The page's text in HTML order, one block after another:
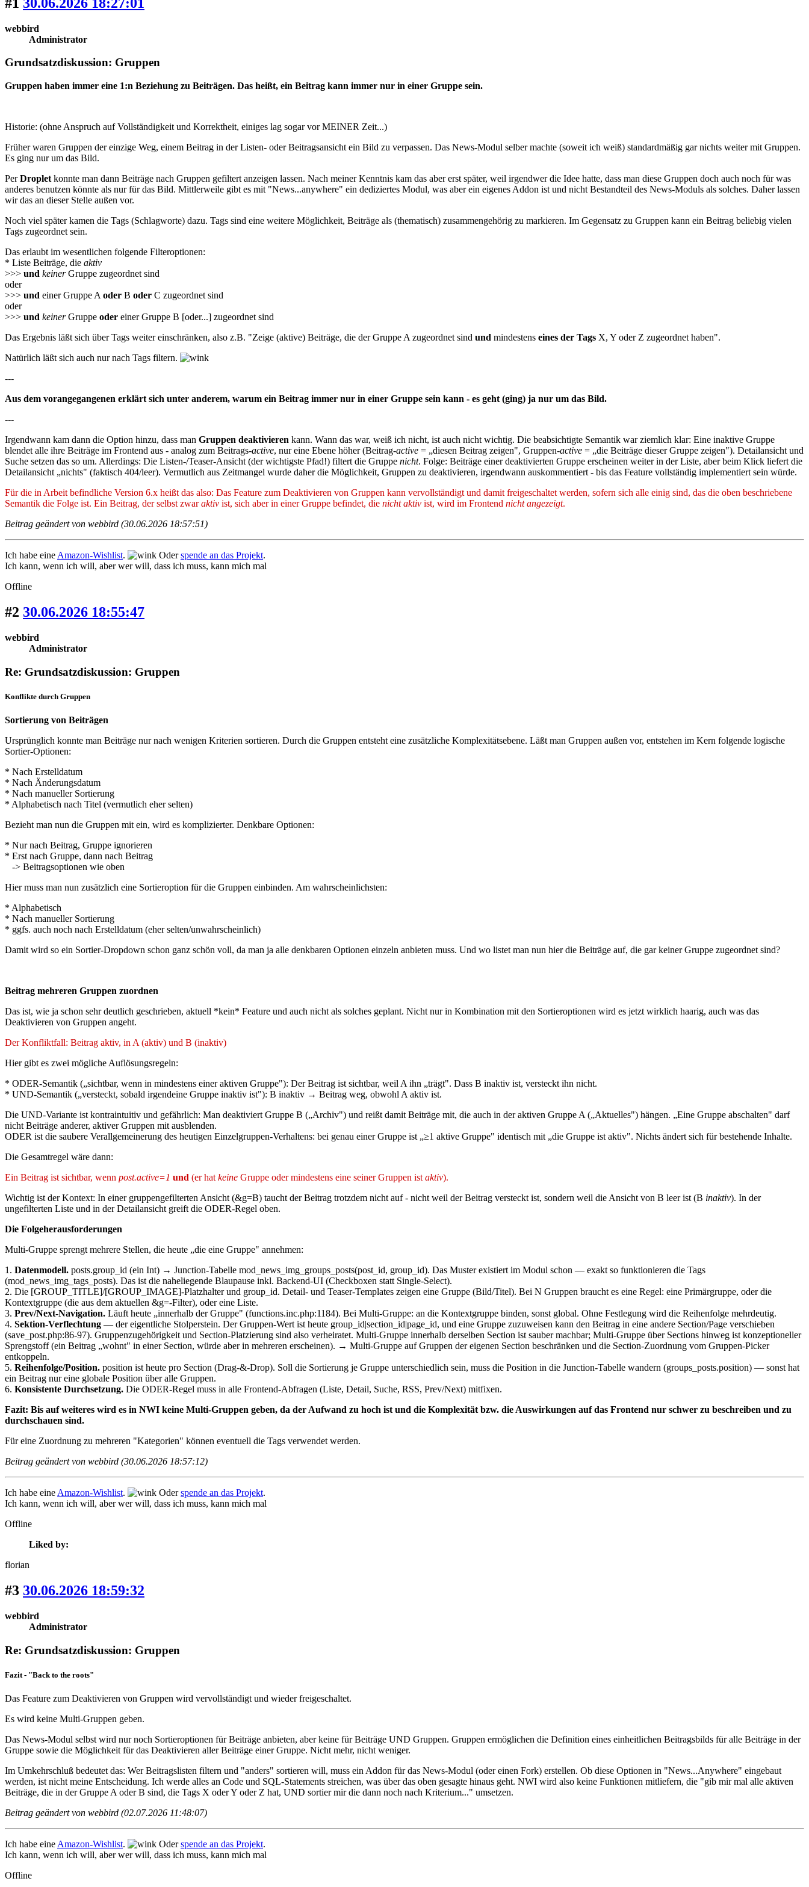
webbird
Administrator
Grundsatzdiskussion: Gruppen
Gruppen haben immer eine 1:n Beziehung zu Beiträgen. Das heißt, ein Beitrag kann immer nur in einer Gruppe sein.
Historie: (ohne Anspruch auf Vollständigkeit und Korrektheit, einiges lag sogar vor MEINER Zeit...)
Früher waren Gruppen der einzige Weg, einem Beitrag in der Listen- oder Beitragsansicht ein Bild zu verpassen. Das News-Modul selber machte (soweit ich weiß) standardmäßig gar nichts weiter mit Gruppen.
Es ging nur um das Bild.
PerDroplet konnte man dann Beiträge nach Gruppen gefiltert anzeigen lassen. Nach meiner Kenntnis kam das aber erst später, weil irgendwer die Idee hatte, dass man diese Gruppen doch auch noch für was
anderes benutzen könnte als nur für das Bild. Mittlerweile gibt es mit "News...anywhere" ein dediziertes Modul, was aber ein eigenes Addon ist und nicht Bestandteil des News-Moduls als solches. Daher lassen
wir das an dieser Stelle außen vor.
Noch viel später kamen die Tags (Schlagworte) dazu. Tags sind eine weitere Möglichkeit, Beiträge als (thematisch) zusammengehörig zu markieren. Im Gegensatz zu Gruppen kann ein Beitrag beliebig vielen
Tags zugeordnet sein.
Das erlaubt im wesentlichen folgende Filteroptionen:
* Liste Beiträge, die aktiv
>>> und keinerGruppe zugeordnet sind
oder
>>> und einer Gruppe A oder B oder C zugeordnet sind
oder
>>> und keinerGruppe oder einer Gruppe B [oder...] zugeordnet sind
Das Ergebnis läßt sich über Tags weiter einschränken, also z.B. "Zeige (aktive) Beiträge, die der Gruppe A zugeordnet sind und mindestens eines der Tags X, Y oder Z zugeordnet haben".
Natürlich läßt sich auch nur nach Tags filtern.
---
Aus dem vorangegangenen erklärt sich unter anderem, warum ein Beitrag immer nur in einer Gruppe sein kann - es geht (ging) ja nur um das Bild.
---
Irgendwann kam dann die Option hinzu, dass man Gruppen deaktivieren kann. Wann das war, weiß ich nicht, ist auch nicht wichtig. Die beabsichtigte Semantik war ziemlich klar: Eine inaktive Gruppe
blendet alle ihre Beiträge im Frontend aus - analog zum Beitrags-active, nur eine Ebene höher (Beitrag-active = „diesen Beitrag zeigen", Gruppen-active = „die Beiträge dieser Gruppe zeigen"). Detailansicht und
Suche setzen das so um. Allerdings: Die Listen-/Teaser-Ansicht (der wichtigste Pfad!) filtert die Gruppe nicht. Folge: Beiträge einer deaktivierten Gruppe erscheinen weiter in der Liste, aber beim Klick liefert die
Detailansicht „nichts" (faktisch 404/leer). Vermutlich aus Zeitmangel wurde daher die Möglichkeit, Gruppen zu deaktivieren, irgendwann auskommentiert - bis das Feature vollständig implementiert sein würde.
Für die in Arbeit befindliche Version 6.x heißt das also: Das Feature zum Deaktivieren von Gruppen kann vervollständigt und damit freigeschaltet werden, sofern sich alle einig sind, das die oben beschriebene
Semantik die Folge ist. Ein Beitrag, der selbst zwaraktiv ist, sich aber in einer Gruppe befindet, die nicht aktiv ist, wird im Frontend nicht angezeigt.
Beitrag geändert von webbird (30.06.2026 18:57:51)
Ich habe eine Amazon-Wishlist. Oderspende an das Projekt.
Ich kann, wenn ich will, aber wer will, dass ich muss, kann mich mal
Offline
#2 30.06.2026 18:55:47
webbird
Administrator
Re: Grundsatzdiskussion: Gruppen
Konflikte durch Gruppen
Sortierung von Beiträgen
Ursprünglich konnte man Beiträge nur nach wenigen Kriterien sortieren. Durch die Gruppen entsteht eine zusätzliche Komplexitätsebene. Läßt man Gruppen außen vor, entstehen im Kern folgende logische
Sortier-Optionen:
* Nach Erstelldatum
* Nach Änderungsdatum
* Nach manueller Sortierung
* Alphabetisch nach Titel (vermutlich eher selten)
Bezieht man nun die Gruppen mit ein, wird es komplizierter. Denkbare Optionen:
* Nur nach Beitrag, Gruppe ignorieren
* Erst nach Gruppe, dann nach Beitrag
-> Beitragsoptionen wie oben
Hier muss man nun zusätzlich eine Sortieroption für die Gruppen einbinden. Am wahrscheinlichsten:
* Alphabetisch
* Nach manueller Sortierung
* ggfs. auch noch nach Erstelldatum (eher selten/unwahrscheinlich)
Damit wird so ein Sortier-Dropdown schon ganz schön voll, da man ja alle denkbaren Optionen einzeln anbieten muss. Und wo listet man nun hier die Beiträge auf, die gar keiner Gruppe zugeordnet sind?
Beitrag mehreren Gruppen zuordnen
Das ist, wie ja schon sehr deutlich geschrieben, aktuell *kein* Feature und auch nicht als solches geplant. Nicht nur in Kombination mit den Sortieroptionen wird es jetzt wirklich haarig, auch was das
Deaktivieren von Gruppen angeht.
Der Konfliktfall: Beitrag aktiv, in A (aktiv) und B (inaktiv)
Hier gibt es zwei mögliche Auflösungsregeln:
* ODER-Semantik („sichtbar, wenn in mindestens einer aktiven Gruppe"): Der Beitrag ist sichtbar, weil A ihn „trägt". Dass B inaktiv ist, versteckt ihn nicht.
* UND-Semantik („versteckt, sobald irgendeine Gruppe inaktiv ist"): B inaktiv → Beitrag weg, obwohl A aktiv ist.
Die UND-Variante ist kontraintuitiv und gefährlich: Man deaktiviert Gruppe B („Archiv") und reißt damit Beiträge mit, die auch in der aktiven Gruppe A („Aktuelles") hängen. „Eine Gruppe abschalten" darf
nicht Beiträge anderer, aktiver Gruppen mit ausblenden.
ODER ist die saubere Verallgemeinerung des heutigen Einzelgruppen-Verhaltens: bei genau einer Gruppe ist „≥1 aktive Gruppe" identisch mit „die Gruppe ist aktiv". Nichts ändert sich für bestehende Inhalte.
Die Gesamtregel wäre dann:
Ein Beitrag ist sichtbar, wenn post.active=1 und (er hat keine Gruppe oder mindestens eine seiner Gruppen ist aktiv).
Wichtig ist der Kontext: In einer gruppengefilterten Ansicht (&g=B) taucht der Beitrag trotzdem nicht auf - nicht weil der Beitrag versteckt ist, sondern weil die Ansicht von B leer ist (B inaktiv). In der
ungefilterten Liste und in der Detailansicht greift die ODER-Regel oben.
Die Folgeherausforderungen
Multi-Gruppe sprengt mehrere Stellen, die heute „die eine Gruppe" annehmen:
1. Datenmodell. posts.group_id (ein Int) → Junction-Tabelle mod_news_img_groups_posts(post_id, group_id). Das Muster existiert im Modul schon — exakt so funktionieren die Tags
(mod_news_img_tags_posts). Das ist die naheliegende Blaupause inkl. Backend-UI (Checkboxen statt Single-Select).
2. Die [GROUP_TITLE]/[GROUP_IMAGE]-Platzhalter und group_id. Detail- und Teaser-Templates zeigen eine Gruppe (Bild/Titel). Bei N Gruppen braucht es eine Regel: eine Primärgruppe, oder die
Kontextgruppe (die aus dem aktuellen &g=-Filter), oder eine Liste.
3. Prev/Next-Navigation. Läuft heute „innerhalb der Gruppe" (functions.inc.php:1184). Bei Multi-Gruppe: an die Kontextgruppe binden, sonst global. Ohne Festlegung wird die Reihenfolge mehrdeutig.
4. Sektion-Verflechtung — der eigentliche Stolperstein. Der Gruppen-Wert ist heute group_id|section_id|page_id, und eine Gruppe zuzuweisen kann den Beitrag in eine andere Section/Page verschieben
(save_post.php:86-97). Gruppenzugehörigkeit und Section-Platzierung sind also verheiratet. Multi-Gruppe innerhalb derselben Section ist sauber machbar; Multi-Gruppe über Sections hinweg ist konzeptioneller
Sprengstoff (ein Beitrag „wohnt" in einer Section, würde aber in mehreren erscheinen). → Multi-Gruppe auf Gruppen der eigenen Section beschränken und die Section-Zuordnung vom Gruppen-Picker
entkoppeln.
5. Reihenfolge/Position. position ist heute pro Section (Drag-&-Drop). Soll die Sortierung je Gruppe unterschiedlich sein, muss die Position in die Junction-Tabelle wandern (groups_posts.position) — sonst hat
ein Beitrag nur eine globale Position über alle Gruppen.
6. Konsistente Durchsetzung. Die ODER-Regel muss in alle Frontend-Abfragen (Liste, Detail, Suche, RSS, Prev/Next) mitfixen.
Fazit: Bis auf weiteres wird es in NWI keine Multi-Gruppen geben, da der Aufwand zu hoch ist und die Komplexität bzw. die Auswirkungen auf das Frontend nur schwer zu beschreiben und zu
durchschauen sind.
Für eine Zuordnung zu mehreren "Kategorien" können eventuell die Tags verwendet werden.
Beitrag geändert von webbird (30.06.2026 18:57:12)
Ich habe eine Amazon-Wishlist. Oderspende an das Projekt.
Ich kann, wenn ich will, aber wer will, dass ich muss, kann mich mal
Offline
Liked by:
florian
#3 30.06.2026 18:59:32
webbird
Administrator
Re: Grundsatzdiskussion: Gruppen
Fazit - "Back to the roots"
Das Feature zum Deaktivieren von Gruppen wird vervollständigt und wieder freigeschaltet.
Es wird keine Multi-Gruppen geben.
Das News-Modul selbst wird nur noch Sortieroptionen für Beiträge anbieten, aber keine für Beiträge UND Gruppen. Gruppen ermöglichen die Definition eines einheitlichen Beitragsbilds für alle Beiträge in der
Gruppe sowie die Möglichkeit für das Deaktivieren aller Beiträge einer Gruppe. Nicht mehr, nicht weniger.
Im Umkehrschluß bedeutet das: Wer Beitragslisten filtern und "anders" sortieren will, muss ein Addon für das News-Modul (oder einen Fork) erstellen. Ob diese Optionen in "News...Anywhere" eingebaut
werden, ist nicht meine Entscheidung. Ich werde alles an Code und SQL-Statements streichen, was über das oben gesagte hinaus geht. NWI wird also keine Funktionen mitliefern, die "gib mir mal alle aktiven
Beiträge, die in der Gruppe A oder B sind, die Tags X oder Y oder Z hat, UND sortier mir die dann noch nach Kriterium..." umsetzen.
Beitrag geändert von webbird (02.07.2026 11:48:07)
Ich habe eine Amazon-Wishlist. Oderspende an das Projekt.
Ich kann, wenn ich will, aber wer will, dass ich muss, kann mich mal
Offline